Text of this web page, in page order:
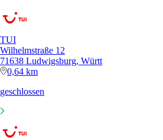
TUI
Wilhelmstraße 12
71638 Ludwigsburg, Württ
0,64 km
geschlossen